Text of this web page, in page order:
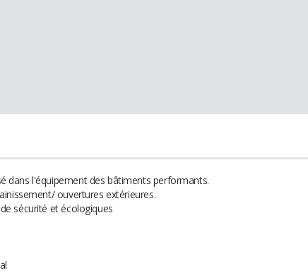
dans l'équipement des bâtiments performants.
ouvertures extérieures.
sécurité et écologiques